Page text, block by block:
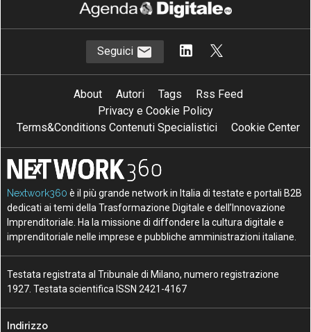
Seguici
About Autori Tags
Rss Feed
Privacy e Cookie Policy
Terms&Conditions Contenuti Specialistici
Cookie Center
Nextwork360 è il più grande network in Italia di testate e portali B2B
dedicati ai temi della Trasformazione Digitale e dell’Innovazione
Imprenditoriale. Ha la missione di diffondere la cultura digitale e
imprenditoriale nelle imprese e pubbliche amministrazioni italiane.
Testata registrata al Tribunale di Milano, numero registrazione
1927. Testata scientifica ISSN 2421-4167
Indirizzo